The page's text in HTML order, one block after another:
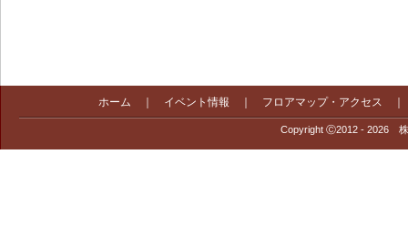
ホーム イベント情報 フロアマップ・アクセス
Copyright Ⓒ2012 - 2026 株